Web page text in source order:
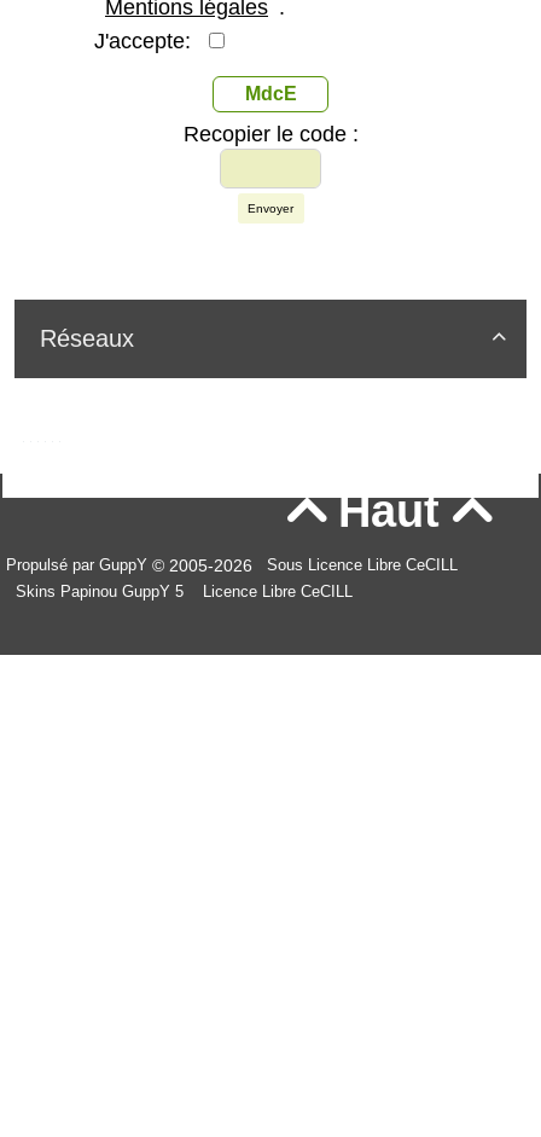
Mentions légales .
J'accepte:
MdcE
Recopier le code :
Envoyer

Réseaux
Haut
Propulsé par GuppY © 2005-2026
Sous Licence Libre CeCILL
Skins Papinou GuppY 5
Licence Libre CeCILL